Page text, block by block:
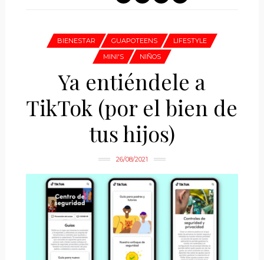
BIENESTAR GUAPOTEENS
LIFESTYLE
MINI'S
NIÑOS
Ya entiéndele a
TikTok (por el bien de
tus hijos)
26/08/2021